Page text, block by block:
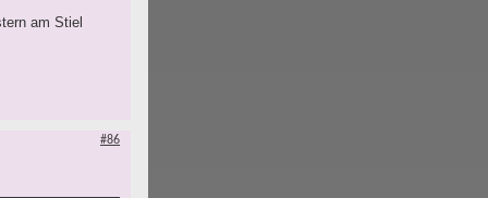
am Stiel
#86